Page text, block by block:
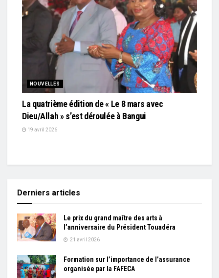
NOUVELLES
La quatrième édition de « Le 8 mars avec
Dieu/Allah » s’est déroulée à Bangui
19 avril 2026
Derniers articles
Le prix du grand maître des arts à
l’anniversaire du Président Touadéra
21 avril 2026
Formation sur l’importance de l’assurance
organisée par la FAFECA